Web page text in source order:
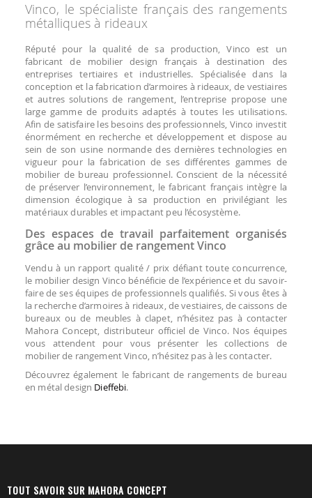
Vinco, le spécialiste français des rangements
métalliques à rideaux
Réputé pour la qualité de sa production, Vinco est un
fabricant de mobilier design français à destination des
entreprises tertiaires et industrielles. Spécialisée dans la
conception et la fabrication d’armoires à rideaux, de vestiaires
et autres solutions de rangement, l’entreprise propose une
large gamme de produits adaptés à toutes les utilisations.
Afin de satisfaire les besoins des professionnels, Vinco investit
énormément en recherche et développement et dispose au
sein de son usine normande des dernières technologies en
vigueur pour la fabrication de ses différentes gammes de
mobilier de bureau professionnel. Conscient de la nécessité
de préserver l’environnement, le fabricant français intègre la
dimension écologique à sa production en privilégiant les
matériaux durables et impactant peu l’écosystème.
Des espaces de travail parfaitement organisés
grâce au mobilier de rangement Vinco
Vendu à un rapport qualité / prix défiant toute concurrence,
le mobilier design Vinco bénéficie de l’expérience et du savoir-
faire de ses équipes de professionnels qualifiés. Si vous êtes à
la recherche d’armoires à rideaux, de vestiaires, de caissons de
bureaux ou de meubles à clapet, n’hésitez pas à contacter
Mahora Concept, distributeur officiel de Vinco. Nos équipes
vous attendent pour vous présenter les collections de
mobilier de rangement Vinco, n’hésitez pas à les contacter.
Découvrez également le fabricant de rangements de bureau
en métal design Dieffebi.
TOUT SAVOIR SUR MAHORA CONCEPT